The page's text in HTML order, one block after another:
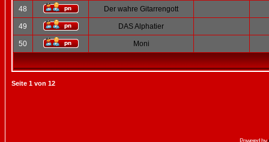
48 Der wahre Gitarrengott
49 DAS Alphatier
50 Moni
Seite 1 von 12
Powered by